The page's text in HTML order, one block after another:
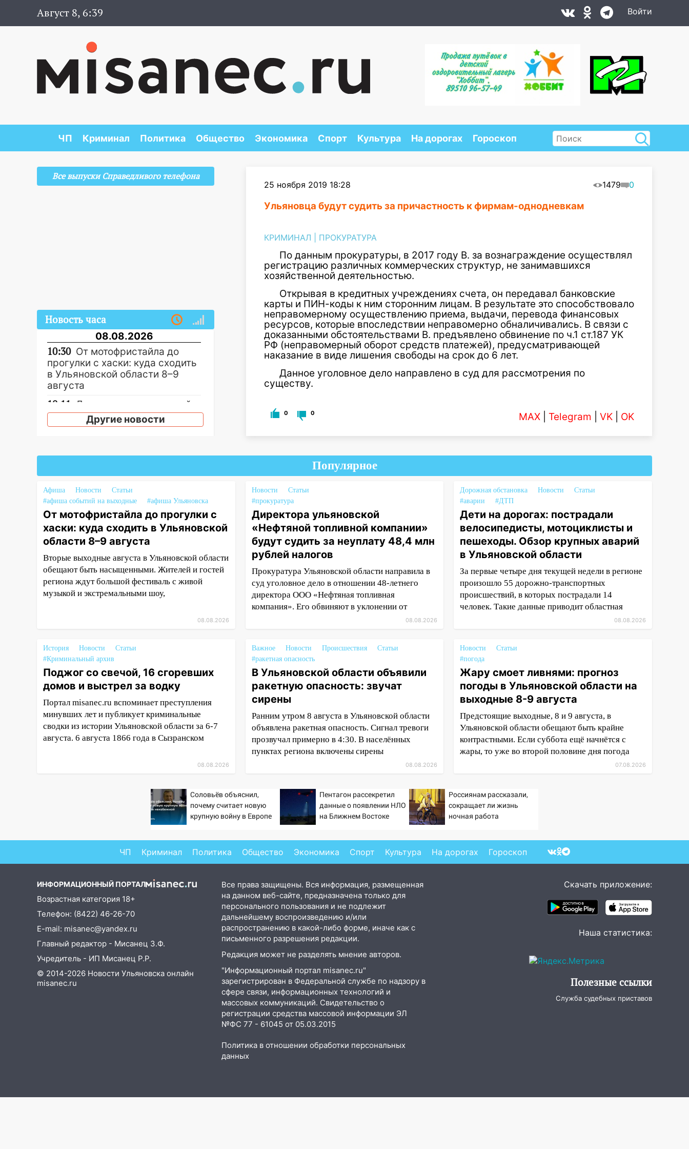
Август 8, 6:39 Войти
ЧП Криминал Политика Общество Экономика Спорт Культура На дорогах Гороскоп
25 ноября 2019 18:28 1479 0
Ульяновца будут судить за причастность к фирмам-однодневкам
КРИМИНАЛ ПРОКУРАТУРА
По данным прокуратуры, в 2017 году В. за вознаграждение осуществлял
регистрацию различных коммерческих структур, не занимавшихся
хозяйственной деятельностью.
Открывая в кредитных учреждениях счета, он передавал банковские
карты и ПИН-коды к ним сторонним лицам. В результате это способствовало
неправомерному осуществлению приема, выдачи, перевода финансовых
ресурсов, которые впоследствии неправомерно обналичивались. В связи с
доказанными обстоятельствами В. предъявлено обвинение по ч.1 ст.187 УК
РФ (неправомерный оборот средств платежей), предусматривающей
наказание в виде лишения свободы на срок до 6 лет.
Данное уголовное дело направлено в суд для рассмотрения по
существу.
0 0 MAX Telegram VK OK
Все выпуски Справедливого телефона
Новость часа
08.08.2026
10:30 От мотофристайла до
прогулки с хаски: куда сходить
в Ульяновской области 8–9
августа
10:11
Директора ульяновской
«Нефтяной топливной
компании» будут судить за
пострадали велосипедисты,
мотоциклисты и пешеходы.
Обзор крупных аварий в
Ульяновской области
08:30
Поджог со свечой, 16
сгоревших домов и выстрел за
водку
07:50 Какая погоды будет днем
8 августа
05:18
Судьба готовит сюрприз:
гороскоп на 8 августа — кому
повезет с деньгами, а кого
ждет неожиданная встреча
04:47 В Ульяновской области
объявили ракетную опасность:
звучат сирены
07.08.2026
В следственном
управлении состоялось
торжественное мероприятие,
приуроченное к празднованию
Дня сотрудника органов
следствия Российской
Федерации
19:30 Ульяновцев приглашают
поддержать «Симбирскую
чебурашку» на фестивале
«ФормАРТ»
18:11 Ульяновская область
стала пилотным регионом
проекта «Культурное
долголетие»
17:16 В реанимацию
Другие новости
Популярное
Афиша Новости
Статьи
#афиша событий на выходные
#афиша Ульяновска
От мотофристайла до прогулки с
хаски: куда сходить в Ульяновской
области 8–9 августа
Вторые выходные августа в Ульяновской области
обещают быть насыщенными. Жителей и гостей
региона ждут большой фестиваль с живой
музыкой и экстремальными шоу,
08.08.2026
Новости
Статьи
#прокуратура
Директора ульяновской
«Нефтяной топливной компании»
будут судить за неуплату 48,4 млн
рублей налогов
Прокуратура Ульяновской области направила в
суд уголовное дело в отношении 48-летнего
директора ООО «Нефтяная топливная
компания». Его обвиняют в уклонении от
08.08.2026
Дорожная обстановка Новости
Статьи
#аварии
#ДТП
Дети на дорогах: пострадали
велосипедисты, мотоциклисты и
пешеходы. Обзор крупных аварий
в Ульяновской области
За первые четыре дня текущей недели в регионе
произошло 55 дорожно-транспортных
происшествий, в которых пострадали 14
человек. Такие данные приводит областная
08.08.2026
История Новости
Статьи
#Криминальный архив
Поджог со свечой, 16 сгоревших
домов и выстрел за водку
Портал misanec.ru вспоминает преступления
минувших лет и публикует криминальные
сводки из истории Ульяновской области за 6-7
августа. 6 августа 1866 года в Сызранском
08.08.2026
Важное Новости Происшествия
Статьи
#ракетная опасность
В Ульяновской области объявили
ракетную опасность: звучат
сирены
Ранним утром 8 августа в Ульяновской области
объявлена ракетная опасность. Сигнал тревоги
прозвучал примерно в 4:30. В населённых
пунктах региона включены сирены
08.08.2026
Новости
Статьи
#погода
Жару смоет ливнями: прогноз
погоды в Ульяновской области на
выходные 8-9 августа
Предстоящие выходные, 8 и 9 августа, в
Ульяновской области обещают быть крайне
контрастными. Если суббота ещё начнётся с
жары, то уже во второй половине дня погода
07.08.2026
Соловьёв объяснил,
почему считает новую
крупную войну в Европе
Пентагон рассекретил
данные о появлении НЛО
на Ближнем Востоке
Россиянам рассказали,
сокращает ли жизнь
ночная работа
ЧП Криминал Политика Общество Экономика Спорт Культура На дорогах Гороскоп
ИНФОРМАЦИОННЫЙ ПОРТАЛ
Возрастная категория 18+
Телефон: (8422) 46-26-70
E-mail: misanec@yandex.ru
Главный редактор - Мисанец З.Ф.
Учредитель - ИП Мисанец Р.Р.
© 2014-2026 Новости Ульяновска онлайн
misanec.ru
Все права защищены. Вся информация, размещенная
на данном веб-сайте, предназначена только для
персонального пользования и не подлежит
дальнейшему воспроизведению и/или
распространению в какой-либо форме, иначе как с
письменного разрешения редакции.
Редакция может не разделять мнение авторов.
"Информационный портал misanec.ru"
зарегистрирован в Федеральной службе по надзору в
сфере связи, информационных технологий и
массовых коммуникаций. Свидетельство о
регистрации средства массовой информации ЭЛ
№ФС 77 - 61045 от 05.03.2015
Политика в отношении обработки персональных
данных
Скачать приложение:
Наша статистика:
Полезные ссылки
Служба судебных приставов